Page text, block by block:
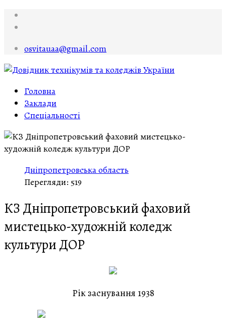
osvitauaa@gmail.com
Головна
Заклади
Спеціальності
Дніпропетровська область
Перегляди: 519
КЗ Дніпропетровський фаховий
мистецько-художній коледж
культури ДОР
Рік заснування 1938